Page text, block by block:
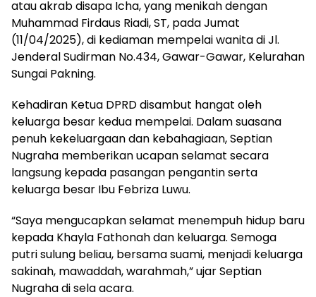
atau akrab disapa Icha, yang menikah dengan
Muhammad Firdaus Riadi, ST, pada Jumat
(11/04/2025), di kediaman mempelai wanita di Jl.
Jenderal Sudirman No.434, Gawar-Gawar, Kelurahan
Sungai Pakning.
Kehadiran Ketua DPRD disambut hangat oleh
keluarga besar kedua mempelai. Dalam suasana
penuh kekeluargaan dan kebahagiaan, Septian
Nugraha memberikan ucapan selamat secara
langsung kepada pasangan pengantin serta
keluarga besar Ibu Febriza Luwu.
“Saya mengucapkan selamat menempuh hidup baru
kepada Khayla Fathonah dan keluarga. Semoga
putri sulung beliau, bersama suami, menjadi keluarga
sakinah, mawaddah, warahmah,” ujar Septian
Nugraha di sela acara.